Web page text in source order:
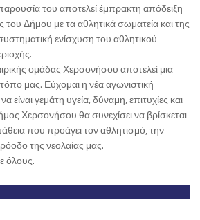
του αποτελεί έμπρακτη απόδειξη
του Δήμου με τα αθλητικά σωματεία και της
ενίσχυση του αθλητικού
ομάδας Χερσονήσου αποτελεί μια
τόπο μας. Εύχομαι η νέα αγωνιστική
είναι γεμάτη υγεία, δύναμη, επιτυχίες και
Χερσονήσου θα συνεχίσει να βρίσκεται
που προάγει τον αθλητισμό, την
της νεολαίας μας.
όλους.